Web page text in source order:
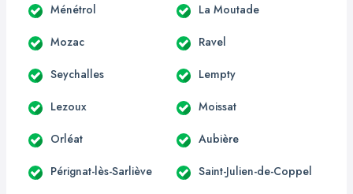
Ménétrol La Moutade
Mozac Ravel
Seychalles Lempty
Lezoux Moissat
Orléat Aubière
Pérignat-lès-Sarliève Saint-Julien-de-Coppel